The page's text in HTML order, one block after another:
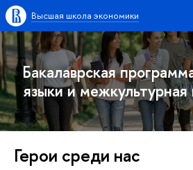
Высшая школа экономики
Бакалаврская
языки и
Герои среди нас